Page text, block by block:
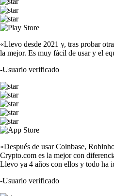
«Llevo desde 2021 y, tras probar
la mejor. Es muy fácil de usar y el
-Usuario verificado
«Después de usar Coinbase,
Crypto.com es la mejor con
Llevo ya 4 años con ellos y todo ha
-Usuario verificado